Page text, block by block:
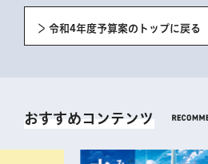
令和4年度予算案のトップに戻る
おすすめコンテンツ